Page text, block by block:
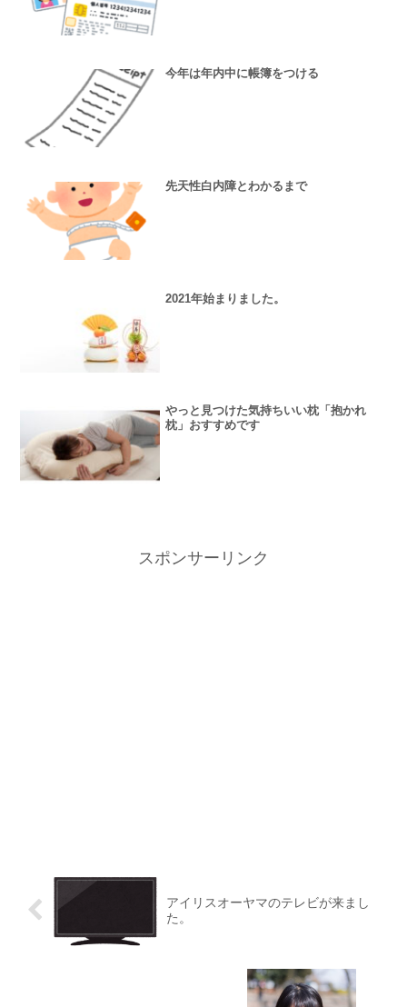
今年は年内中に帳簿をつける
先天性白内障とわかるまで
2021年始まりました。
やっと見つけた気持ちいい枕「抱かれ
枕」おすすめです
スポンサーリンク
アイリスオーヤマのテレビが来まし
た。